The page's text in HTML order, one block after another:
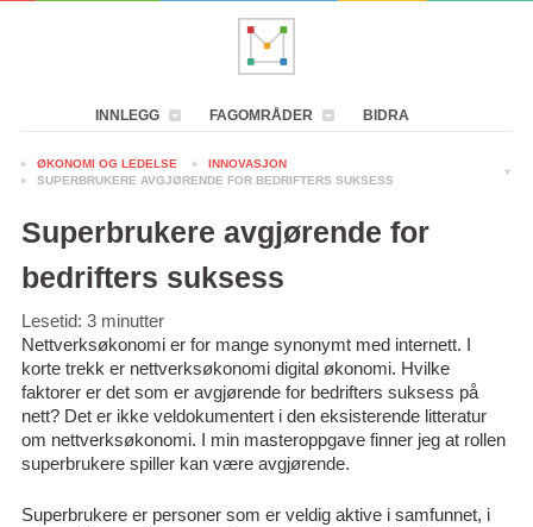
INNLEGG FAGOMRÅDER BIDRA
ØKONOMI OG LEDELSE
INNOVASJON
SUPERBRUKERE AVGJØRENDE FOR BEDRIFTERS SUKSESS
Superbrukere avgjørende for
bedrifters suksess
Lesetid: 3 minutter
Nettverksøkonomi er for mange synonymt med internett. I
korte trekk er nettverksøkonomi digital økonomi. Hvilke
faktorer er det som er avgjørende for bedrifters suksess på
nett? Det er ikke veldokumentert i den eksisterende litteratur
om nettverksøkonomi. I min masteroppgave finner jeg at rollen
superbrukere spiller kan være avgjørende.
Superbrukere er personer som er veldig aktive i samfunnet, i